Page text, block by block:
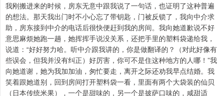
我刚搬进来的时候，房东无意中跟我说了一句话，也证明了这种普遍
的想法。那天我出门时不小心忘了带钥匙，门被反锁了，我向中介求
助，房东接到中介的电话后很快便赶到我的房间。我向她道歉说不好
意思麻烦她跑一趟，她挥挥手说没关系，还把手里的塑料袋递给我，
说道：“好好努力哈。听中介跟我讲的，你是做翻译的？（对此好像有
些误会，但我并没有纠正）好厉害，你可不是住这种地方的人哪！”我
向她道谢，她为我加加油，匆忙要走，离开之际还劝我早点结婚。我
笑着跟她道别，回到房间打开塑料袋一看，里面有两个大袋装的仙贝
（日本传统米果），一个是甜味的，另一个是披萨口味的，咸甜适